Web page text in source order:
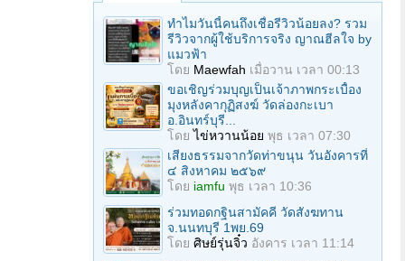
ทำไมวันนี้คนถึงเชื่อรีวิวน้อยลง? รวม
รีวิวจากผู้ใช้บริการจริง ญาณฮีลใจ by
แมวฟ้า
โดย Maewfah เมื่อวาน เวลา 00:13
ขอเชิญร่วมบุญเป็นเจ้าภาพกระเบื้อง
มุงหลังคากุฏิสงฆ์ วัดล่องกะเบา
อ.อินทร์บุรี...
โดยไข่หวานน้อย พุธ เวลา 07:30
เสียงธรรมจากวัดท่าขนุน วันอังคารที่
๔ สิงหาคม ๒๕๖๙
โดย iamfu พุธ เวลา 10:36
ร่วมทอดกฐินสามัคคี วัดสังฆทาน
จ.นนทบุรี 1พย.69
โดย ศิษย์รุ่นจิ๋ว อังคาร เวลา 11:14